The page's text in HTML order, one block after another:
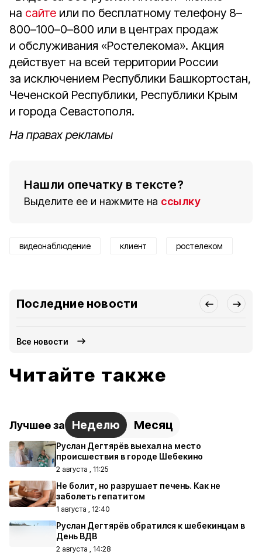
на сайте или по бесплатному телефону 8–
800–100–0–800 или в центрах продаж
и обслуживания «Ростелекома». Акция
действует на всей территории России
за исключением Республики Башкортостан,
Чеченской Республики, Республики Крым
и города Севастополя.
На правах рекламы
Нашли опечатку в тексте?
Выделите ее и нажмите на ссылку
видеонаблюдение клиент ростелеком
Последние новости
Все новости
Читайте также
Лучшее за Неделю Месяц
Руслан Дегтярёв выехал на место
происшествия в городе Шебекино
2 августа , 11:25
Не болит, но разрушает печень. Как не
заболеть гепатитом
1 августа , 12:40
Руслан Дегтярёв обратился к шебекинцам в
День ВДВ
2 августа , 14:28